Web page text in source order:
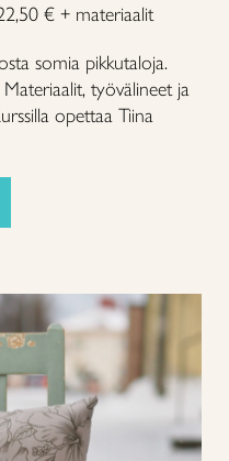
€ + materiaalit
somia pikkutaloja.
työvälineet ja
opettaa Tiina